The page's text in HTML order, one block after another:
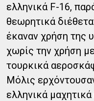
ελληνικά F-16,
θεωρητικά
έκαναν χρήση της
χωρίς την χρήση
τουρκικά
Μόλις
ελληνικά